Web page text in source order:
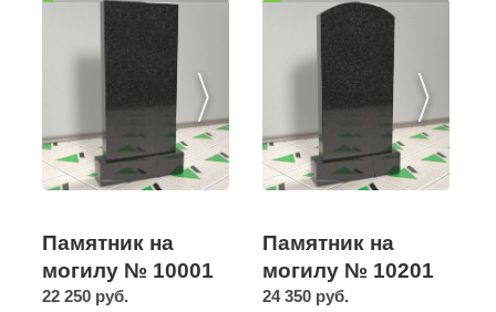
Памятник на
могилу № 10001
22 250 руб.
Памятник на
могилу № 10201
24 350 руб.